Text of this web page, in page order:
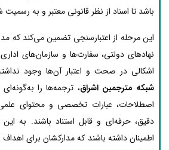
باشد تا اسناد از نظر قانونی معتبر و به
این مرحله از اعتبارسنجی تضمین می‌کند که
نهادهای دولتی، سفارت‌ها و سازمان‌های
اشکالی در صحت و اعتبار آن‌ها وجود
شبکه مترجمین اشراق، ترجمه‌ها را
اصطلاحات، عبارات تخصصی و محتوای
دقیق، حرفه‌ای و قابل استناد باشند. به این
اطمینان داشته باشند که مدارکشان برای